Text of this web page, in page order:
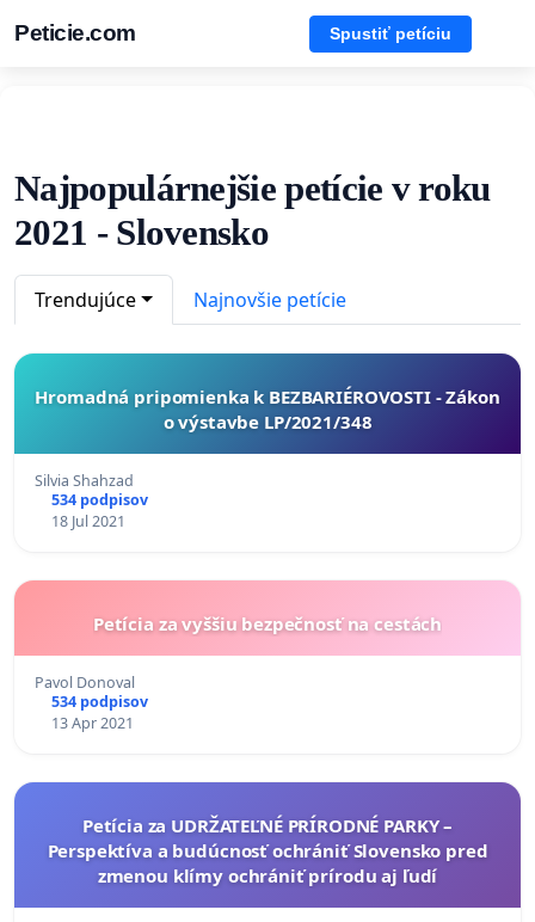
Peticie.com Spustiť petíciu
Najpopulárnejšie petície v roku
2021 - Slovensko
Trendujúce Najnovšie petície
Hromadná pripomienka k BEZBARIÉROVOSTI - Zákon
o výstavbe LP/2021/348
Silvia Shahzad
534 podpisov
18 Jul 2021
Petícia za vyššiu bezpečnosť na cestách
Pavol Donoval
534 podpisov
13 Apr 2021
Petícia za UDRŽATEĽNÉ PRÍRODNÉ PARKY –
Perspektíva a budúcnosť ochrániť Slovensko pred
zmenou klímy ochrániť prírodu aj ľudí